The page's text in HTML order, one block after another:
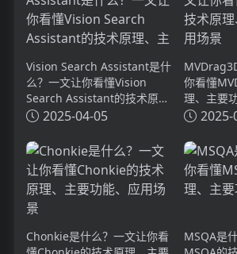
Vision Search Assistant是什
么？一文让你看懂Vision
Search Assistant的技术原
理、主要功能、应用场景
2025-04-05
你看懂
理、主要
2025-
Chonkie是什么？一文让你看
MSQA是